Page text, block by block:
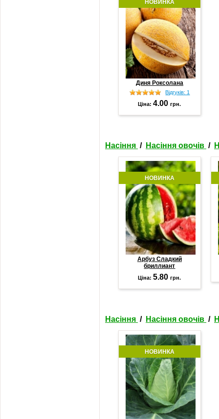
НОВИНКА
Диня Роксолана
Відгуків: 1
Ціна:4.00грн.
Насіння / Насіння овочів /
НОВИНКА
Арбуз Сладкий
бриллиант
Ціна:5.80грн.
Насіння / Насіння овочів /
НОВИНКА